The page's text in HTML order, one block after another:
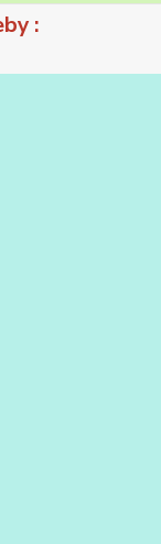
weby :